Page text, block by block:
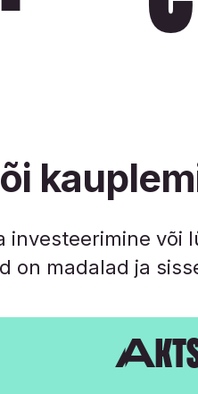
või
on madalad ja